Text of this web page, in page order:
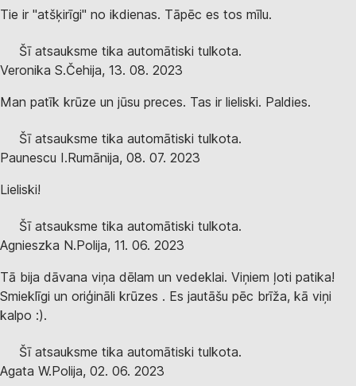
Tie ir "atšķirīgi" no ikdienas. Tāpēc es tos mīlu.
Šī atsauksme tika automātiski tulkota.
Veronika S.Čehija, 13. 08. 2023
Man patīk krūze un jūsu preces. Tas ir lieliski. Paldies.
Šī atsauksme tika automātiski tulkota.
Paunescu I.Rumānija, 08. 07. 2023
Lieliski!
Šī atsauksme tika automātiski tulkota.
Agnieszka N.Polija, 11. 06. 2023
Tā bija dāvana viņa dēlam un vedeklai. Viņiem ļoti patika!
Smieklīgi un oriģināli krūzes . Es jautāšu pēc brīža, kā viņi
kalpo :).
Šī atsauksme tika automātiski tulkota.
Agata W.Polija, 02. 06. 2023